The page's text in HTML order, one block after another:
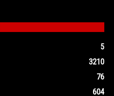
5
3210
76
604